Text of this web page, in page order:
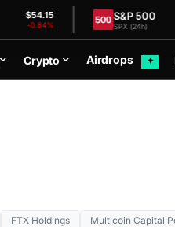
S&P 500
SPX (24h)
Crypto Airdrops ✦
FTX Holdings Multicoin Capital